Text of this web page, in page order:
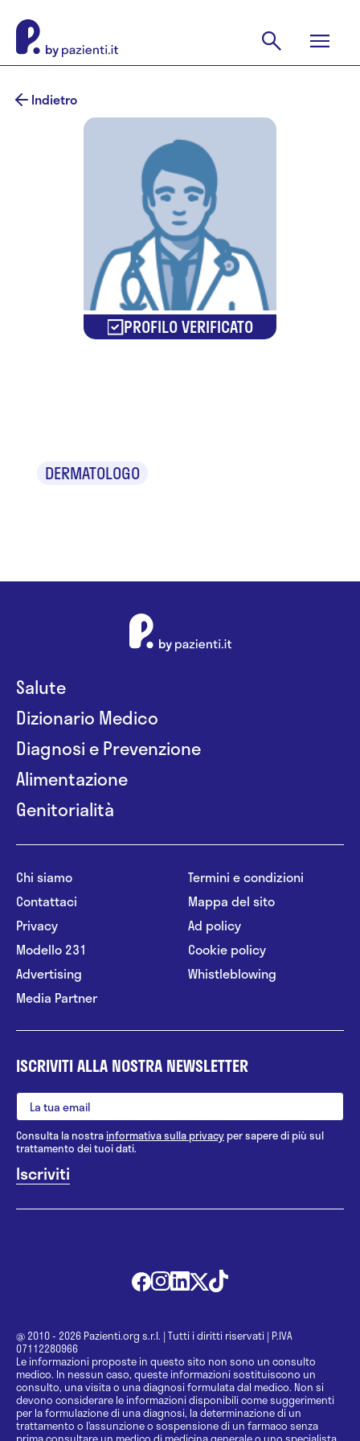
Indietro
PROFILO VERIFICATO
DERMATOLOGO
Salute
Dizionario Medico
Diagnosi e Prevenzione
Alimentazione
Genitorialità
Chi siamo
Contattaci
Privacy
Modello 231
Advertising
Media Partner
Termini e condizioni
Mappa del sito
Ad policy
Cookie policy
Whistleblowing
ISCRIVITI ALLA NOSTRA NEWSLETTER
Consulta la nostrainformativa sulla privacy per sapere di più sul
trattamento dei tuoi dati.
@ 2010 - 2026 Pazienti.org s.r.l. | Tutti i diritti riservati | P.IVA
07112280966
Le informazioni proposte in questo sito non sono un consulto
medico. In nessun caso, queste informazioni sostituiscono un
consulto, una visita o una diagnosi formulata dal medico. Non si
devono considerare le informazioni disponibili come suggerimenti
per la formulazione di una diagnosi, la determinazione di un
trattamento o l’assunzione o sospensione di un farmaco senza